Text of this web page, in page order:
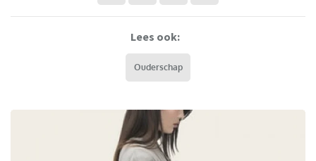
Lees ook:
Ouderschap